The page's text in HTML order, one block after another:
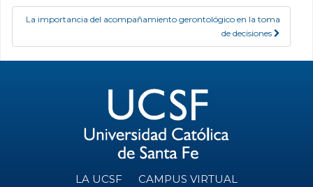
La importancia del acompañamiento gerontológico en la toma
de decisiones
LA UCSF CAMPUS VIRTUAL